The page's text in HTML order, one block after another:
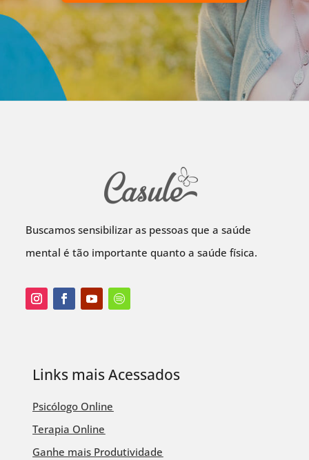
Buscamos sensibilizar as pessoas que a saúde
mental é tão importante quanto a saúde física.
Links mais Acessados
Psicólogo Online
Terapia Online
Ganhe mais Produtividade